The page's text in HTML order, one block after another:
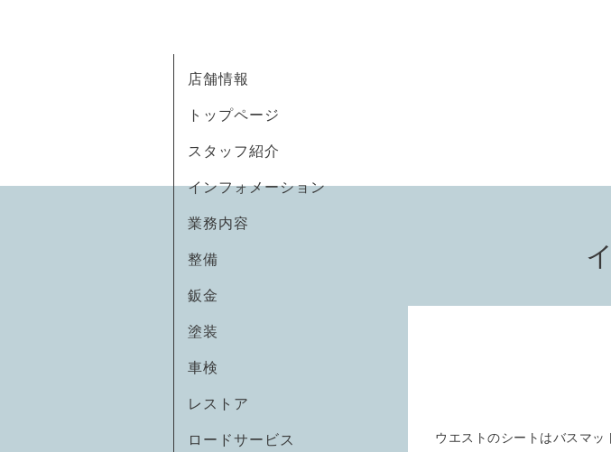
店舗情報
トップページ
スタッフ紹介
インフォメーション
業務内容
整備
鈑金
塗装
車検
レストア
ロードサービス
ウエストのシートはバスマ